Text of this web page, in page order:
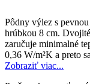
Pôdny výlez s
hrúbkou 8 cm.
zaručuje minimalné
0,36 W/m²K a preto
Zobraziť viac...